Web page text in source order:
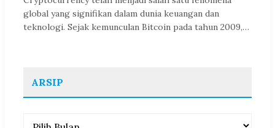
global yang signifikan dalam dunia keuangan dan
teknologi. Sejak kemunculan Bitcoin pada tahun 2009,…
ARSIP
Arsip